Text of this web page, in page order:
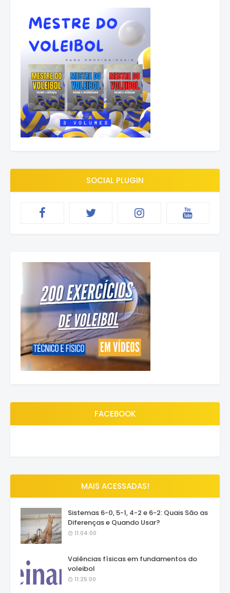
SOCIAL PLUGIN
FACEBOOK
MAIS ACESSADAS!
Sistemas 6-0, 5-1, 4-2 e 6-2: Quais São as
Diferenças e Quando Usar?
11:04:00
Valências físicas em fundamentos do
voleibol
11:25:00